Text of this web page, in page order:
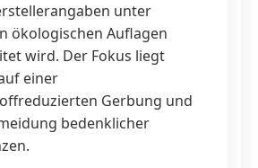
unter
ökologischen Auflagen
wird. Der Fokus liegt
einer
Gerbung und
bedenklicher